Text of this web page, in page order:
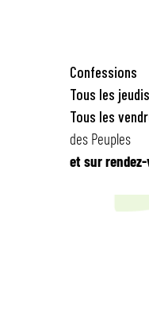
Confessions
Tous les jeudis
Tous les
des Peuples
et sur